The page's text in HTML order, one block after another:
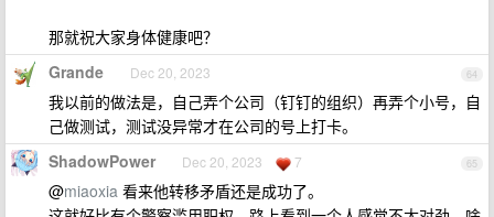
那就祝大家身体健康吧？
64
Grande Dec 20, 2023
我以前的做法是，自己弄个公司（钉钉的组织）再弄个小号，自
己做测试，测试没异常才在公司的号上打卡。
65
ShadowPower Dec 20, 2023 7
@miaoxia 看来他转移矛盾还是成功了。